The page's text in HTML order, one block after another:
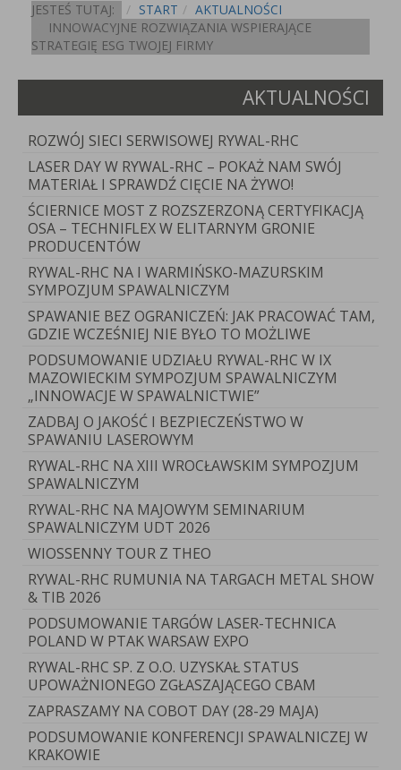
JESTEŚ TUTAJ: START
AKTUALNOŚCI
INNOWACYJNE ROZWIĄZANIA WSPIERAJĄCE
STRATEGIĘ ESG TWOJEJ FIRMY
AKTUALNOŚCI
ROZWÓJ SIECI SERWISOWEJ RYWAL-RHC
LASER DAY W RYWAL-RHC – POKAŻ NAM SWÓJ
MATERIAŁ I SPRAWDŹ CIĘCIE NA ŻYWO!
ŚCIERNICE MOST Z ROZSZERZONĄ CERTYFIKACJĄ
OSA – TECHNIFLEX W ELITARNYM GRONIE
PRODUCENTÓW
RYWAL-RHC NA I WARMIŃSKO-MAZURSKIM
SYMPOZJUM SPAWALNICZYM
SPAWANIE BEZ OGRANICZEŃ: JAK PRACOWAĆ TAM,
GDZIE WCZEŚNIEJ NIE BYŁO TO MOŻLIWE
PODSUMOWANIE UDZIAŁU RYWAL-RHC W IX
MAZOWIECKIM SYMPOZJUM SPAWALNICZYM
„INNOWACJE W SPAWALNICTWIE”
ZADBAJ O JAKOŚĆ I BEZPIECZEŃSTWO W
SPAWANIU LASEROWYM
RYWAL-RHC NA XIII WROCŁAWSKIM SYMPOZJUM
SPAWALNICZYM
RYWAL-RHC NA MAJOWYM SEMINARIUM
SPAWALNICZYM UDT 2026
WIOSSENNY TOUR Z THEO
RYWAL-RHC RUMUNIA NA TARGACH METAL SHOW
& TIB 2026
PODSUMOWANIE TARGÓW LASER-TECHNICA
POLAND W PTAK WARSAW EXPO
RYWAL-RHC SP. Z O.O. UZYSKAŁ STATUS
UPOWAŻNIONEGO ZGŁASZAJĄCEGO CBAM
ZAPRASZAMY NA COBOT DAY (28-29 MAJA)
PODSUMOWANIE KONFERENCJI SPAWALNICZEJ W
KRAKOWIE